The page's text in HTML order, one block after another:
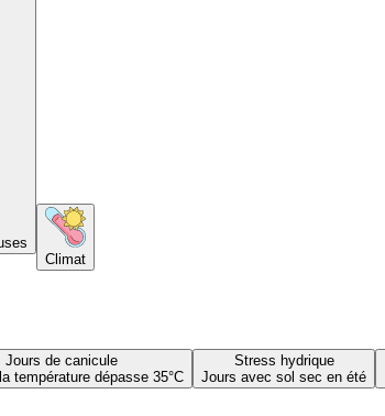
Climat
Jours de canicule
température dépasse 35°C
Stress hydrique
Jours avec sol sec en été